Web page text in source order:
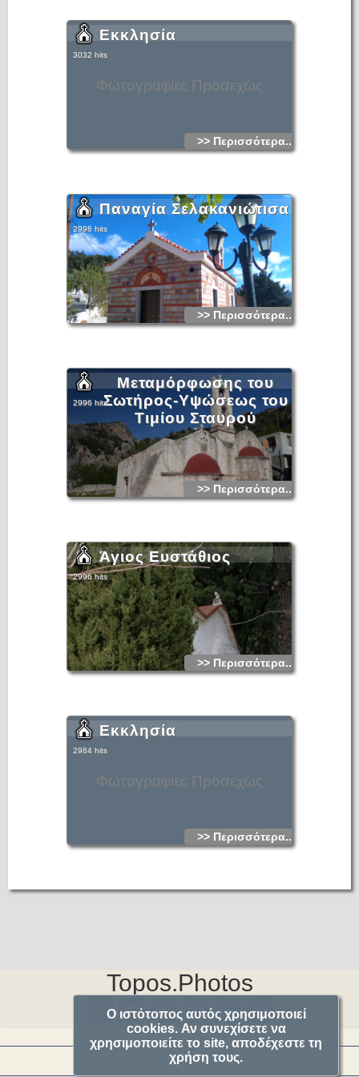
Φωτογραφίες Προσεχώς
Εκκλησία
3032 hits
>> Περισσότερα...
Παναγία Σελακανιώτισα
2998 hits
>> Περισσότερα...
Μεταμόρφωσης του
Σωτήρος-Υψώσεως του
Τιμίου Σταυρού
2996 hits
>> Περισσότερα...
Άγιος Ευστάθιος
2996 hits
>> Περισσότερα...
Φωτογραφίες Προσεχώς
Εκκλησία
2984 hits
>> Περισσότερα...
Topos.Photos
Ο ιστότοπος αυτός χρησιμοποιεί
cookies. Αν συνεχίσετε να
χρησιμοποιείτε το site, αποδέχεστε τη
χρήση τους.